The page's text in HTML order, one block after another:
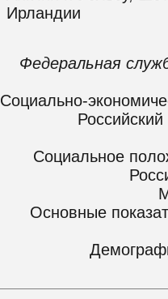
Ирландии
Федеральная
Социально-
Социальное
Основные